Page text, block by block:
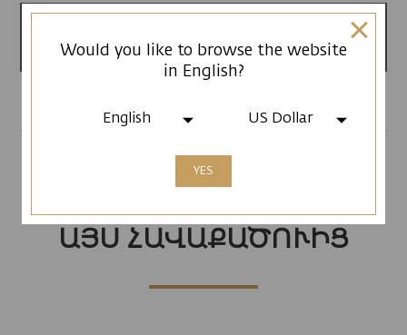
Հայաստանում
ԱՅՍ ՀԱՎԱՔԱԾՈՒԻՑ
Would you like to browse the website
in English?
English US Dollar
YES